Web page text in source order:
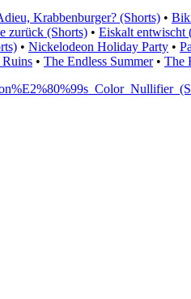
Krabbenburger? (Shorts) •
zurück (Shorts) • Eiskalt entwischt
• Nickelodeon Holiday Party •
Ruins • The Endless Summer• The